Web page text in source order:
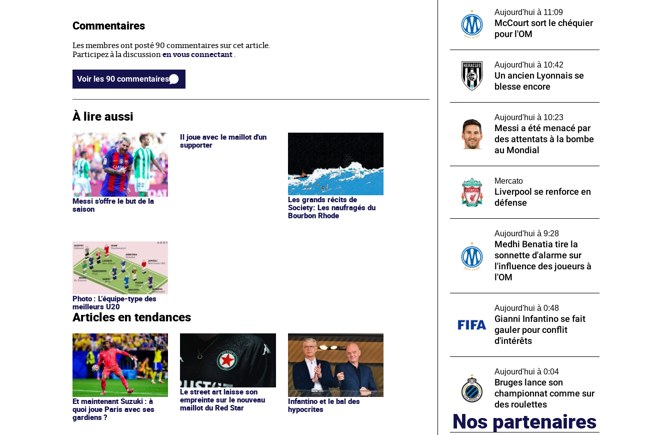
Commentaires
Les membres ont posté 90 commentaires sur cet article.
Participez à la discussion en vous connectant .
Voir les 90 commentaires
À lire aussi
Messi s'offre le but de la
saison
Il joue avec le maillot d'un
supporter
Les grands récits de
Society: Les naufragés du
Bourbon Rhode
Photo : L’équipe-type des
meilleurs U20
Articles en tendances
Et maintenant Suzuki : à
quoi joue Paris avec ses
gardiens ?
Le street art laisse son
empreinte sur le nouveau
maillot du Red Star
Infantino et le bal des
hypocrites
Aujourd'hui à 11:09
McCourt sort le chéquier
pour l'OM
Aujourd'hui à 10:42
Un ancien Lyonnais se
blesse encore
Aujourd'hui à 10:23
Messi a été menacé par
des attentats à la bombe
au Mondial
Mercato
Liverpool se renforce en
défense
Aujourd'hui à 9:28
Medhi Benatia tire la
sonnette d'alarme sur
l'influence des joueurs à
l'OM
Aujourd'hui à 0:48
Gianni Infantino se fait
gauler pour conflit
d'intérêts
Aujourd'hui à 0:04
Bruges lance son
championnat comme sur
des roulettes
Nos partenaires